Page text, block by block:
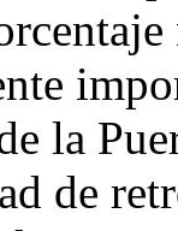
la
de